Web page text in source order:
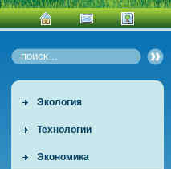
Экология
Технологии
Экономика